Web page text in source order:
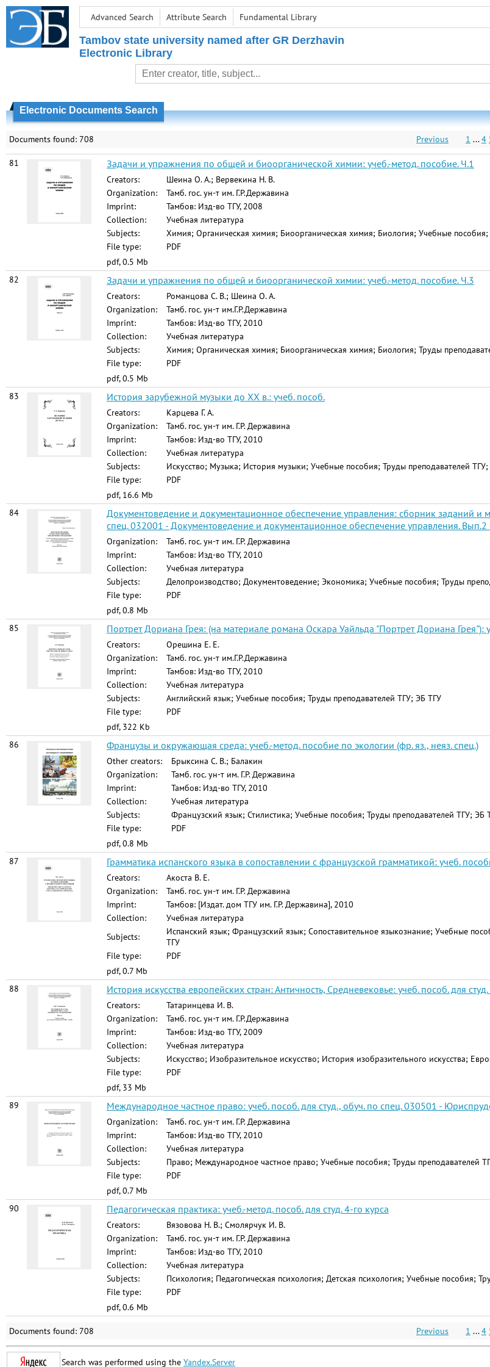
Advanced Search Attribute Search Fundamental Library
Tambov state university named after GR Derzhavin
Electronic Library
Electronic Documents Search
Documents found: 708 Previous 1 ... 4
81 Задачи и упражнения по общей и биоорганической химии: учеб.-метод. пособие. Ч.1
Creators:
Шеина О. А.; Вервекина Н. В.
Organization:
Тамб. гос. ун-т им. Г.Р.Державина
Imprint:
Тамбов: Изд-во ТГУ, 2008
Collection:
Учебная литература
Subjects:
Химия; Органическая химия; Биоорганическая химия; Биология; Учебные
File type:
PDF
pdf, 0.5 Mb
82
Задачи и упражнения по общей и биоорганической химии: учеб.-метод. пособие. Ч.3
Creators:
Романцова С. В.; Шеина О. А.
Organization:
Тамб. гос. ун-т им.Г.Р.Державина
Imprint:
Тамбов: Изд-во ТГУ, 2010
Collection:
Учебная литература
Subjects:
Химия; Органическая химия; Биоорганическая химия; Биология; Труды
File type:
PDF
pdf, 0.5 Mb
83
История зарубежной музыки до ХХ в.: учеб. пособ.
Creators:
Карцева Г. А.
Organization:
Тамб. гос. ун-т им. Г.Р. Державина
Imprint:
Тамбов: Изд-во ТГУ, 2010
Collection:
Учебная литература
Subjects:
Искусство; Музыка; История музыки; Учебные пособия; Труды преподавателей
File type:
PDF
pdf, 16.6 Mb
84
Документоведение и документационное обеспечение управления: сборник заданий и
спец. 032001 - Документоведение и документационное обеспечение управления.
Organization:
Тамб. гос. ун-т им. Г.Р. Державина
Imprint:
Тамбов: Изд-во ТГУ, 2010
Collection:
Учебная литература
Subjects:
Делопроизводство; Документоведение; Экономика; Учебные пособия; Труды
File type:
PDF
pdf, 0.8 Mb
85
Портрет Дориана Грея: (на материале романа Оскара Уайльда "Портрет Дориана Грея"):
Creators:
Орешина Е. Е.
Organization:
Тамб. гос. ун-т им.Г.Р.Державина
Imprint:
Тамбов: Изд-во ТГУ, 2010
Collection:
Учебная литература
Subjects:
Английский язык; Учебные пособия; Труды преподавателей ТГУ; ЭБ ТГУ
File type:
PDF
pdf, 322 Kb
86
Французы и окружающая среда: учеб.-метод. пособие по экологии (фр. яз., неяз. спец.)
Other creators:
Брыксина С. В.; Балакин
Organization:
Тамб. гос. ун-т им. Г.Р. Державина
Imprint:
Тамбов: Изд-во ТГУ, 2010
Collection:
Учебная литература
Subjects:
Французский язык; Стилистика; Учебные пособия; Труды преподавателей ТГУ; ЭБ
File type:
PDF
pdf, 0.8 Mb
87
Грамматика испанского языка в сопоставлении с французской грамматикой: учеб.
Creators:
Акоста В. Е.
Organization:
Тамб. гос. ун-т им. Г.Р. Державина
Imprint:
Тамбов: [Издат. дом ТГУ им. Г.Р. Державина], 2010
Collection:
Учебная литература
Subjects:
Испанский язык; Французский язык; Сопоставительное языкознание; Учебные
ТГУ
File type:
PDF
pdf, 0.7 Mb
88
История искусства европейских стран: Античность, Средневековье: учеб. пособ. для
Creators:
Татаринцева И. В.
Organization:
Тамб. гос. ун-т им. Г.Р.Державина
Imprint:
Тамбов: Изд-во ТГУ, 2009
Collection:
Учебная литература
Subjects:
Искусство; Изобразительное искусство; История изобразительного искусства;
File type:
PDF
pdf, 33 Mb
89
Международное частное право: учеб. пособ. для студ., обуч. по спец. 030501 -
Organization:
Тамб. гос. ун-т им. Г.Р. Державина
Imprint:
Тамбов: Изд-во ТГУ, 2010
Collection:
Учебная литература
Subjects:
Право; Международное частное право; Учебные пособия; Труды преподавателей
File type:
PDF
pdf, 0.7 Mb
90
Педагогическая практика: учеб.-метод. пособ. для студ. 4-го курса
Creators:
Вязовова Н. В.; Смолярчук И. В.
Organization:
Тамб. гос. ун-т им. Г.Р. Державина
Imprint:
Тамбов: Изд-во ТГУ, 2010
Collection:
Учебная литература
Subjects:
Психология; Педагогическая психология; Детская психология; Учебные пособия;
File type:
PDF
pdf, 0.6 Mb
Documents found: 708 Previous 1 ... 4
Search was performed using the Yandex.Server